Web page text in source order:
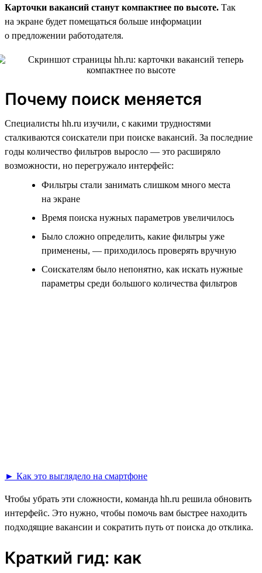
Карточки вакансий станут компактнее по высоте. Так
на экране будет помещаться больше информации
о предложении работодателя.
Почему поиск меняется
Специалисты hh.ru изучили, с какими трудностями
сталкиваются соискатели при поиске вакансий. За последние
годы количество фильтров выросло — это расширяло
возможности, но перегружало интерфейс:
Фильтры стали занимать слишком много места
на экране
Время поиска нужных параметров увеличилось
Было сложно определить, какие фильтры уже
применены, — приходилось проверять вручную
Соискателям было непонятно, как искать нужные
параметры среди большого количества фильтров
► Как это выглядело на смартфоне
Чтобы убрать эти сложности, команда hh.ru решила обновить
интерфейс. Это нужно, чтобы помочь вам быстрее находить
подходящие вакансии и сократить путь от поиска до отклика.
Краткий гид: как